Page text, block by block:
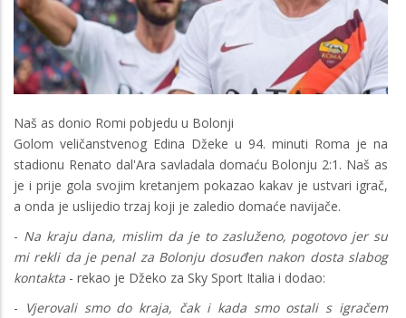
Naš as donio Romi pobjedu u Bolonji
Golom veličanstvenog Edina Džeke u 94. minuti Roma je na
stadionu Renato dal'Ara savladala domaću Bolonju 2:1. Naš as
je i prije gola svojim kretanjem pokazao kakav je ustvari igrač,
a onda je uslijedio trzaj koji je zaledio domaće navijače.
- Na kraju dana, mislim da je to zasluženo, pogotovo jer su
mi rekli da je penal za Bolonju dosuđen nakon dosta slabog
kontakta - rekao je Džeko za Sky Sport Italia i dodao:
- Vjerovali smo do kraja, čak i kada smo ostali s igračem